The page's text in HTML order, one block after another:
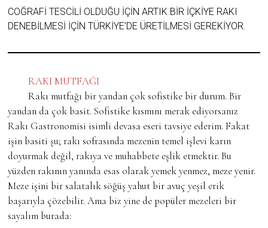
COĞRAFI TESCILI OLDUĞU IÇIN ARTIK BIR IÇKIYE RAKI
DENEBILMESI IÇIN TÜRKIYE’DE ÜRETILMESI GEREKIYOR.
RAKI MUTFAĞI
Rakı mutfağı bir yandan çok sofistike bir durum. Bir
yandan da çok basit. Sofistike kısmını merak ediyorsanız
Rakı Gastronomisi isimli devasa eseri tavsiye ederim. Fakat
işin basiti şu; rakı sofrasında mezenin temel işlevi karın
doyurmak değil, rakıya ve muhabbete eşlik etmektir. Bu
yüzden rakının yanında esas olarak yemek yenmez, meze yenir.
Meze işini bir salatalık söğüş yahut bir avuç yeşil erik
başarıyla çözebilir. Ama biz yine de popüler mezeleri bir
sayalım burada: